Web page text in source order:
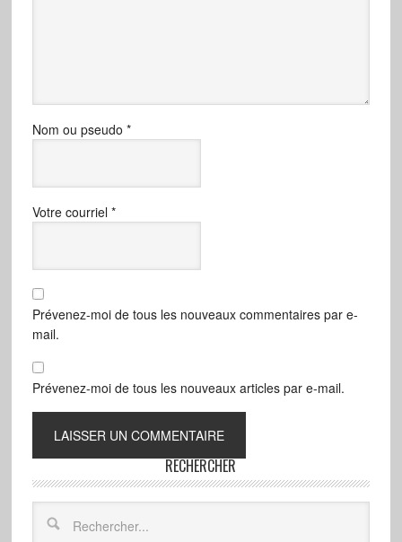
Nom ou pseudo *
Votre courriel *
Prévenez-moi de tous les nouveaux commentaires par e-
mail.
Prévenez-moi de tous les nouveaux articles par e-mail.
RECHERCHER